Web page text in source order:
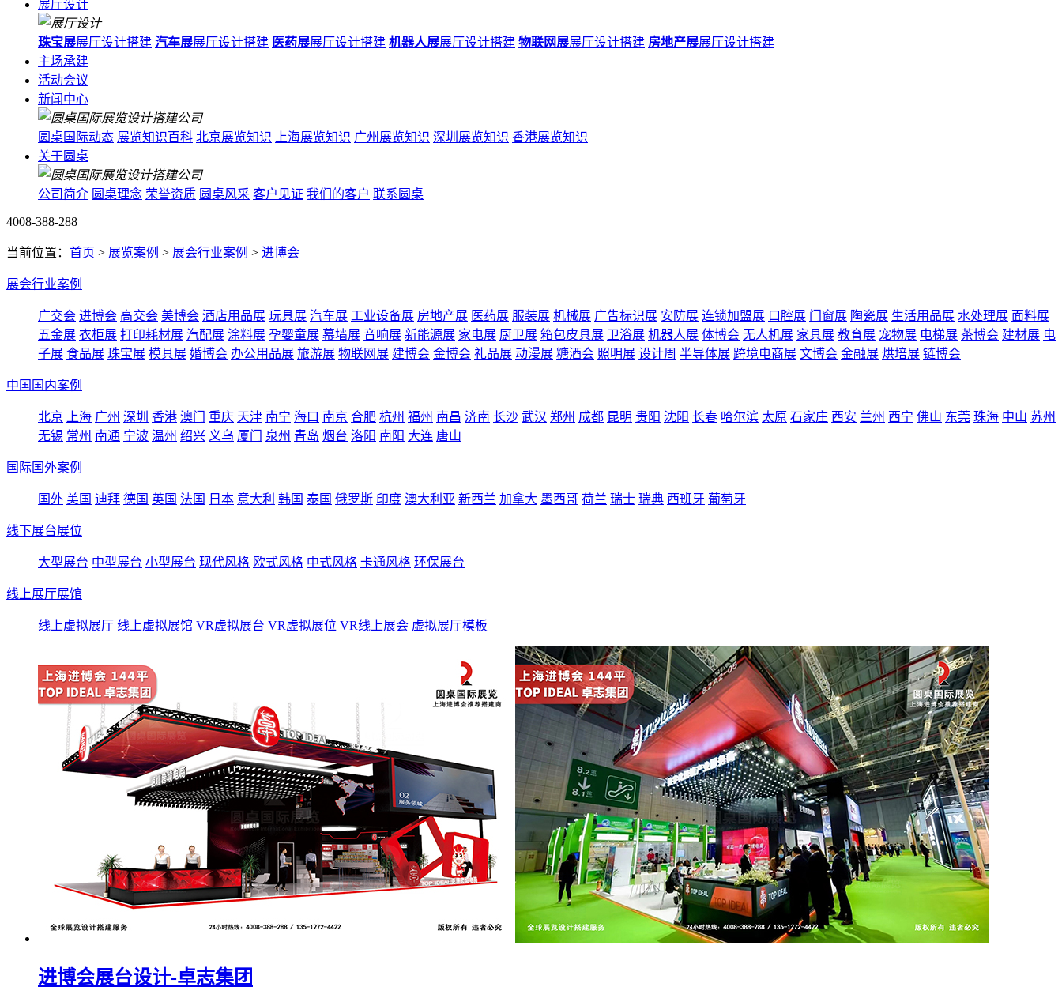
展厅设计
珠宝展展厅设计搭建 汽车展展厅设计搭建 医药展展厅设计搭建 机器人展展厅设计搭建 物联网展展厅设计搭建 房地产展展厅设计搭建
主场承建
活动会议
新闻中心
圆桌国际动态 展览知识百科 北京展览知识 上海展览知识 广州展览知识 深圳展览知识 香港展览知识
关于圆桌
公司简介 圆桌理念 荣誉资质 圆桌风采 客户见证 我们的客户 联系圆桌
4008-388-288
当前位置： 首页 > 展览案例 > 展会行业案例 > 进博会
展会行业案例
广交会 进博会 高交会 美博会 酒店用品展 玩具展 汽车展 工业设备展 房地产展 医药展 服装展 机械展 广告标识展 安防展 连锁加盟展 口腔展 门窗展 陶瓷展 生活用品展 水处理展 面料展
五金展 衣柜展 打印耗材展 汽配展 涂料展 孕婴童展 幕墙展 音响展 新能源展 家电展 厨卫展 箱包皮具展 卫浴展 机器人展 体博会 无人机展 家具展 教育展 宠物展 电梯展 茶博会 建材展 电
子展 食品展 珠宝展 模具展 婚博会 办公用品展 旅游展 物联网展 建博会 金博会 礼品展 动漫展 糖酒会 照明展 设计周 半导体展 跨境电商展 文博会 金融展 烘培展 链博会
中国国内案例
北京 上海 广州 深圳 香港 澳门 重庆 天津 南宁 海口 南京 合肥 杭州 福州 南昌 济南 长沙 武汉 郑州 成都 昆明 贵阳 沈阳 长春 哈尔滨 太原 石家庄 西安 兰州 西宁 佛山 东莞 珠海 中山 苏州
无锡 常州 南通 宁波 温州 绍兴 义乌 厦门 泉州 青岛 烟台 洛阳 南阳 大连 唐山
国际国外案例
国外 美国 迪拜 德国 英国 法国 日本 意大利 韩国 泰国 俄罗斯 印度 澳大利亚 新西兰 加拿大 墨西哥 荷兰 瑞士 瑞典 西班牙 葡萄牙
线下展台展位
大型展台 中型展台 小型展台 现代风格 欧式风格 中式风格 卡通风格 环保展台
线上展厅展馆
线上虚拟展厅 线上虚拟展馆 VR虚拟展台 VR虚拟展位 VR线上展会 虚拟展厅模板
进博会展台设计-卓志集团